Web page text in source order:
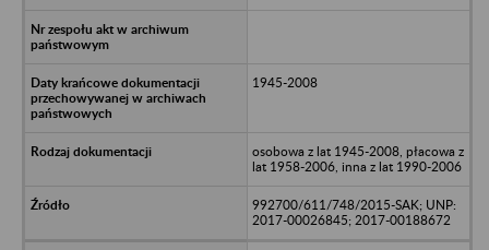
1945-2008
osobowa z lat 1945-2008, płacowa z
lat 1958-2006, inna z lat 1990-2006
992700/611/748/2015-SAK; UNP:
2017-00026845; 2017-00188672